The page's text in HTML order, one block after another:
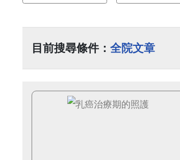
目前搜尋條件： 全院文章